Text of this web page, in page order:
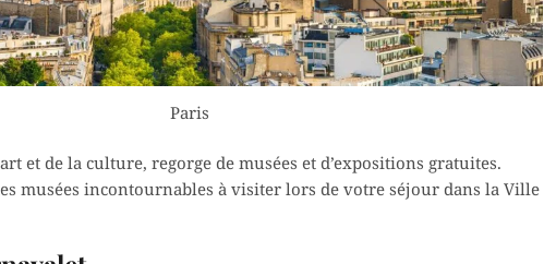
Paris
et de la culture, regorge de musées et d’expositions gratuites.
musées incontournables à visiter lors de votre séjour dans la Ville